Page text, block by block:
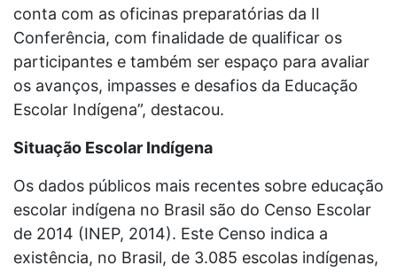
conta com as oficinas preparatórias da II
Conferência, com finalidade de qualificar os
participantes e também ser espaço para avaliar
os avanços, impasses e desafios da Educação
Escolar Indígena”, destacou.
Situação Escolar Indígena
Os dados públicos mais recentes sobre educação
escolar indígena no Brasil são do Censo Escolar
de 2014 (INEP, 2014). Este Censo indica a
existência, no Brasil, de 3.085 escolas indígenas,